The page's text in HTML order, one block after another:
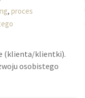
,proces
(klienta/klientki).
osobistego